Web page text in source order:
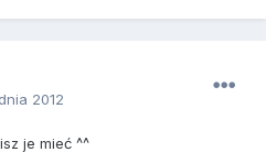
2012
je mieć ^^